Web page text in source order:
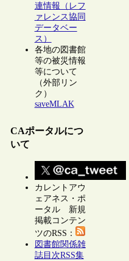
連情報（レフ
ァレンス協同
データベー
ス）
各地の図書館
等の被災情報
等について
（外部リン
ク）
saveMLAK
CAポータルにつ
いて
カレントアウ
ェアネス・ポ
ータル 新規
掲載コンテン
ツのRSS：
図書館関係雑
誌目次RSS集